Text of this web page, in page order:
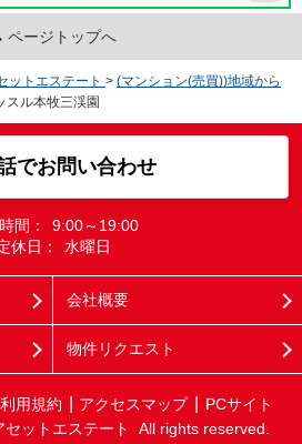
ページトップへ
トエステート > (マンション(売買))地域から
スル本牧三渓園
でお問い合わせ
間：
9:00～19:00
休日：
水曜日
会社概要
物件リクエスト
利用規約 アクセスマップ
PCサイト
ットエステート All rights reserved.